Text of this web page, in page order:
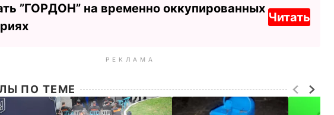
”ГОРДОН” на временно оккупированных
Читать
РЕКЛАМА
ПО ТЕМЕ